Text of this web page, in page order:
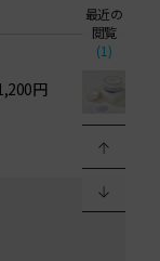
円
最近の
閲覧
(1)